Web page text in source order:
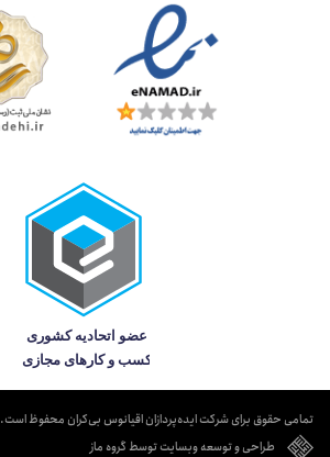
تمامی حقوق برای شرکت ایده‌پردازان اقیانوس بی‌کران محفوظ است.
طراحی و توسعه وبسایت توسط گروه ماز